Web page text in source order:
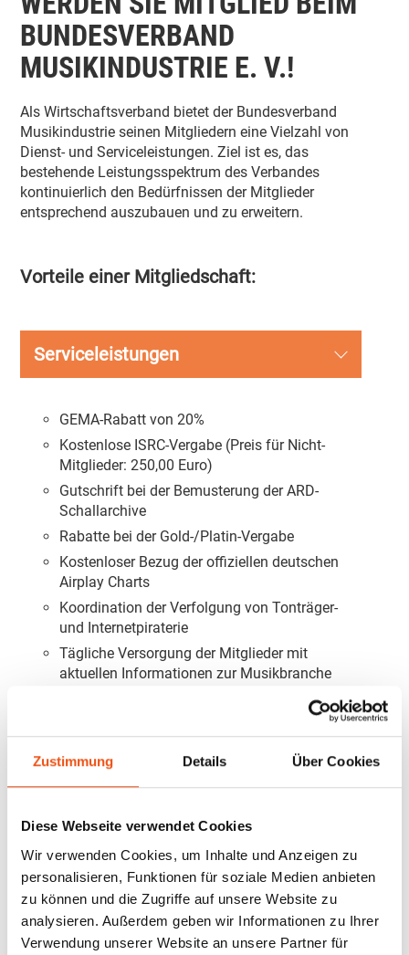
Zustimmung Details Über Cookies
Diese Webseite verwendet Cookies
Wir verwenden Cookies, um Inhalte und Anzeigen zu
personalisieren, Funktionen für soziale Medien anbieten
zu können und die Zugriffe auf unsere Website zu
analysieren. Außerdem geben wir Informationen zu Ihrer
Verwendung unserer Website an unsere Partner für
BUNDESVERBAND
MUSIKINDUSTRIE E. V.!
Als Wirtschaftsverband bietet der Bundesverband
Musikindustrie seinen Mitgliedern eine Vielzahl von
Dienst- und Serviceleistungen. Ziel ist es, das
bestehende Leistungsspektrum des Verbandes
kontinuierlich den Bedürfnissen der Mitglieder
entsprechend auszubauen und zu erweitern.
Vorteile einer Mitgliedschaft:
Serviceleistungen
GEMA-Rabatt von 20%
Kostenlose ISRC-Vergabe (Preis für Nicht-
Mitglieder: 250,00 Euro)
Gutschrift bei der Bemusterung der ARD-
Schallarchive
Rabatte bei der Gold-/Platin-Vergabe
Kostenloser Bezug der offiziellen deutschen
Airplay Charts
Koordination der Verfolgung von Tonträger-
und Internetpiraterie
Tägliche Versorgung der Mitglieder mit
aktuellen Informationen zur Musikbranche
Branchen-Publikationen
Rahmenverträge
ANTRAG AUF
MITGLIEDSCHAFT